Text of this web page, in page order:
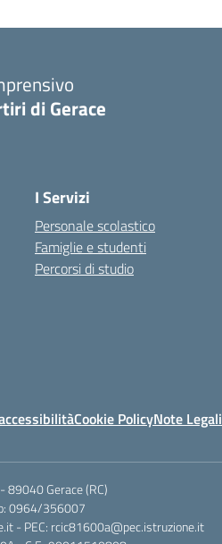
di Gerace
I Servizi
Personale scolastico
Famiglie e studenti
Percorsi di studio
Cookie PolicyNote Legali
89040 Gerace (RC)
0964/356007
- PEC: rcic81600a@pec.istruzione.it